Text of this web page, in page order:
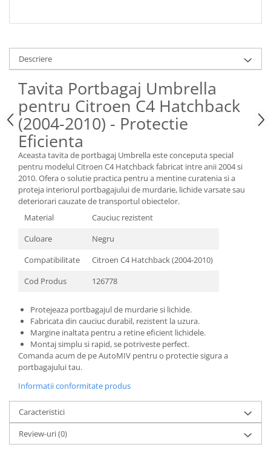
Lubrifianti si Spray-uri de Curatare
Curatare si Detailing Interior
Vopsitorie, Chituri si Adezivi
Curatare si Detailing Exterior
Articole Auto Sezoniere
Produse de Iarna
Cabluri Pornire
Produse de Vara
Blog
Descriere
Tavita Portbagaj Umbrella
pentru Citroen C4 Hatchback
(2004-2010) - Protectie
Eficienta
Aceasta tavita de portbagaj Umbrella este conceputa special
pentru modelul Citroen C4 Hatchback fabricat intre anii 2004 si
2010. Ofera o solutie practica pentru a mentine curatenia si a
proteja interiorul portbagajului de murdarie, lichide varsate sau
deteriorari cauzate de transportul obiectelor.
Material
Cauciuc rezistent
Culoare
Negru
Compatibilitate
Citroen C4 Hatchback (2004-2010)
Cod Produs
126778
Protejeaza portbagajul de murdarie si lichide.
Fabricata din cauciuc durabil, rezistent la uzura.
Margine inaltata pentru a retine eficient lichidele.
Montaj simplu si rapid, se potriveste perfect.
Comanda acum de pe AutoMIV pentru o protectie sigura a
portbagajului tau.
Informatii conformitate produs
Caracteristici
Review-uri(0)